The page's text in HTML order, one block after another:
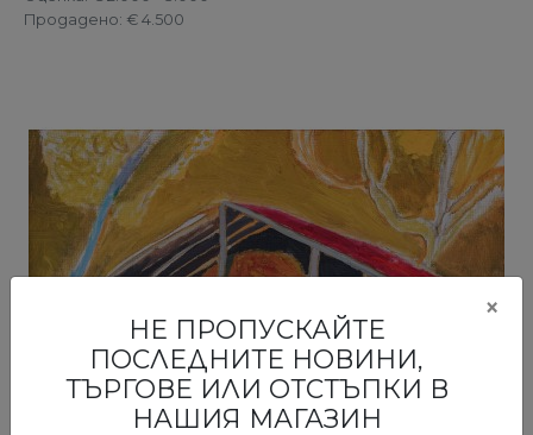
Продадено: € 4.500
НЕ ПРОПУСКАЙТЕ
ПОСЛЕДНИТЕ НОВИНИ,
ТЪРГОВЕ ИЛИ ОТСТЪПКИ В
НАШИЯ МАГАЗИН
×